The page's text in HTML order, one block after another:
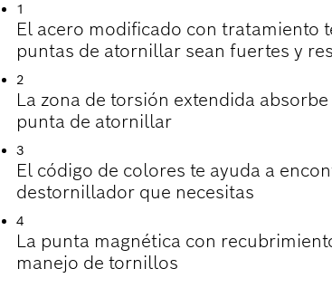
1
El acero modificado con tratamiento
puntas de atornillar sean fuertes y
2
La zona de torsión extendida
punta de atornillar
3
El código de colores te ayuda a
destornillador que necesitas
4
La punta magnética con
manejo de tornillos